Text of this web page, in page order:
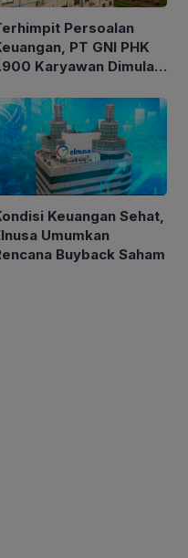
Persoalan
PT GNI PHK
Karyawan Dimulai
Keuangan Sehat,
Umumkan
Buyback Saham